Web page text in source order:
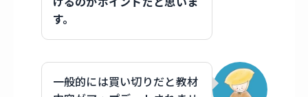
す。
一般的には買い切りだと教材